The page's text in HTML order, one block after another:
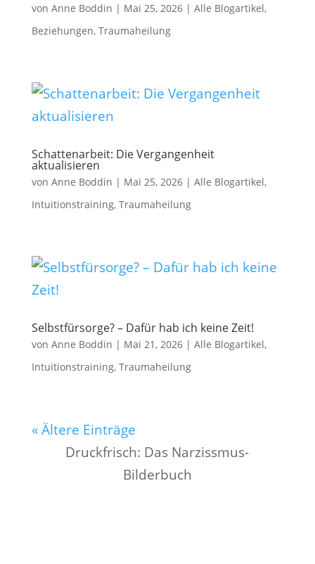
von Anne Boddin | Mai 25, 2026| Alle Blogartikel,
Beziehungen, Traumaheilung
Schattenarbeit: Die Vergangenheit
aktualisieren
von Anne Boddin | Mai 25, 2026| Alle Blogartikel,
Intuitionstraining, Traumaheilung
Selbstfürsorge? – Dafür hab ich keine Zeit!
von Anne Boddin | Mai 21, 2026| Alle Blogartikel,
Intuitionstraining, Traumaheilung
« Ältere Einträge
Druckfrisch: Das Narzissmus-
Bilderbuch